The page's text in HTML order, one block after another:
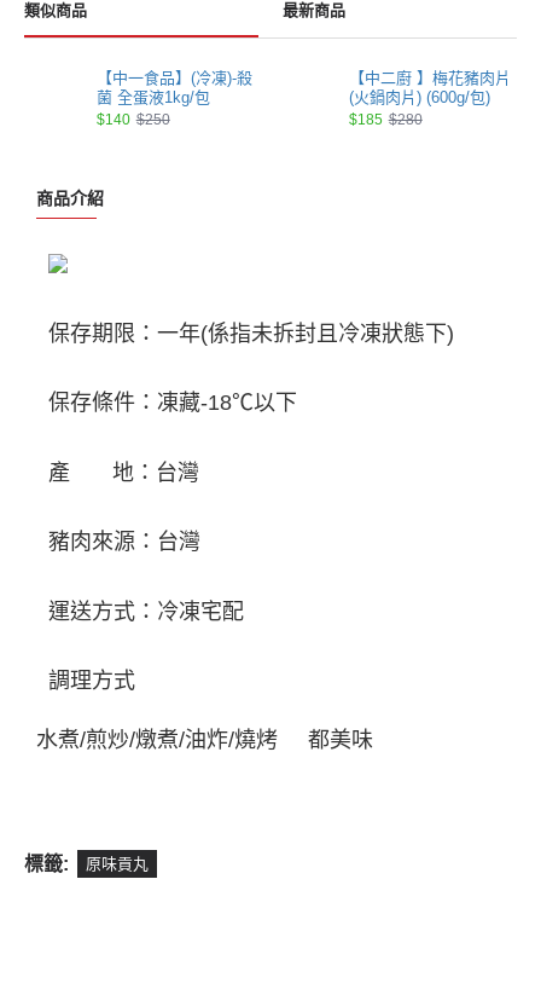
類似商品 最新商品
【中一食品】(冷凍)-殺
菌 全蛋液1kg/包
$140 $250
【中二廚 】梅花豬肉片
(火鍋肉片) (600g/包)
$185 $280
商品介紹
保存期限：一年(係指未拆封且冷凍狀態下)
保存條件：凍藏-18℃以下
產 地：台灣
豬肉來源：台灣
運送方式：冷凍宅配
調理方式
水煮/煎炒/燉煮/油炸/燒烤 都美味
標籤: 原味貢丸